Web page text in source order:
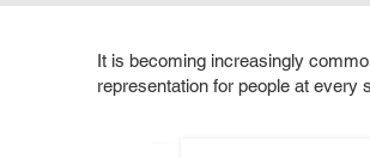
It is becoming increasingly
representation for people at every